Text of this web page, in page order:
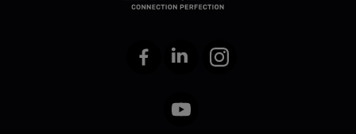
FacebookLinkedIn Instagram
YouTube